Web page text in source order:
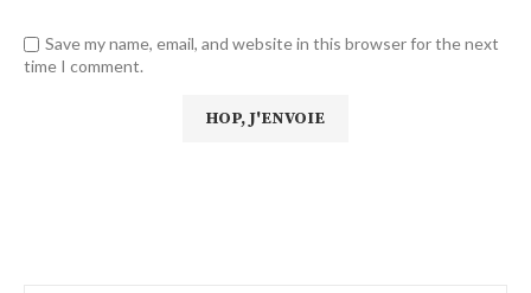
Save my name, email, and website in this browser for the next
time I comment.